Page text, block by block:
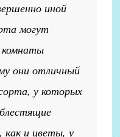
иной
могут
комнаты
они отличный
у которых
и цветы, у